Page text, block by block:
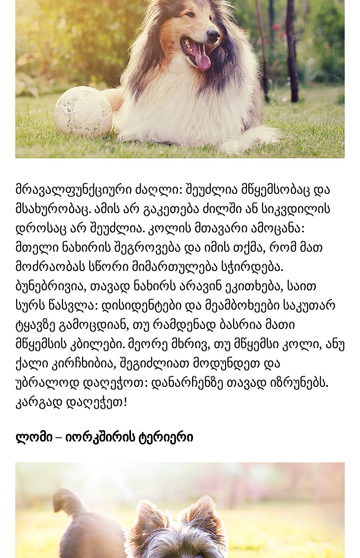
მრავალფუნქციური ძაღლი: შეუძლია მწყემსობაც და
მსახურობაც. ამის არ გაკეთება ძილში ან სიკვდილის
დროსაც არ შეუძლია. კოლის მთავარი ამოცანა:
მთელი ნახირის შეგროვება და იმის თქმა, რომ მათ
მოძრაობას სწორი მიმართულება სჭირდება.
ბუნებრივია, თავად ნახირს არავინ ეკითხება, საით
სურს წასვლა: დისიდენტები და მეამბოხეები საკუთარ
ტყავზე გამოცდიან, თუ რამდენად ბასრია მათი
მწყემსის კბილები. მეორე მხრივ, თუ მწყემსი კოლი, ანუ
ქალი კირჩხიბია, შეგიძლიათ მოდუნდეთ და
უბრალოდ დაღეჭოთ: დანარჩენზე თავად იზრუნებს.
კარგად დაღეჭეთ!
ლომი – იორკშირის ტერიერი